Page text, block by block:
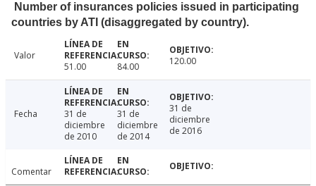
Number of insurances policies issued in participating
countries by ATI (disaggregated by country).
Valor
51.00
84.00 120.00
Fecha
31 de
diciembre
de 2010
31 de
diciembre
de 2014
31 de
diciembre
de 2016
Comentar